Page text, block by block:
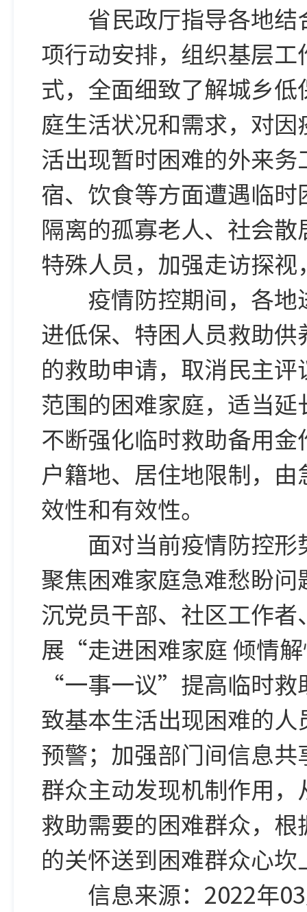
省民政厅指导各地结
项行动安排，组织基层
式，全面细致了解城乡
庭生活状况和需求，对
活出现暂时困难的外来
宿、饮食等方面遭遇临
隔离的孤寡老人、社会
特殊人员，加强走访探
疫情防控期间，各地
进低保、特困人员救助
的救助申请，取消民主
范围的困难家庭，适当
不断强化临时救助备用
户籍地、居住地限制，
效性和有效性。
面对当前疫情防控形
聚焦困难家庭急难愁盼
沉党员干部、社区工作
展“走进困难家庭 倾情
“一事一议”提高临时救
致基本生活出现困难的
预警；加强部门间信息
群众主动发现机制作用
救助需要的困难群众，
的关怀送到困难群众心
信息来源：2022年03